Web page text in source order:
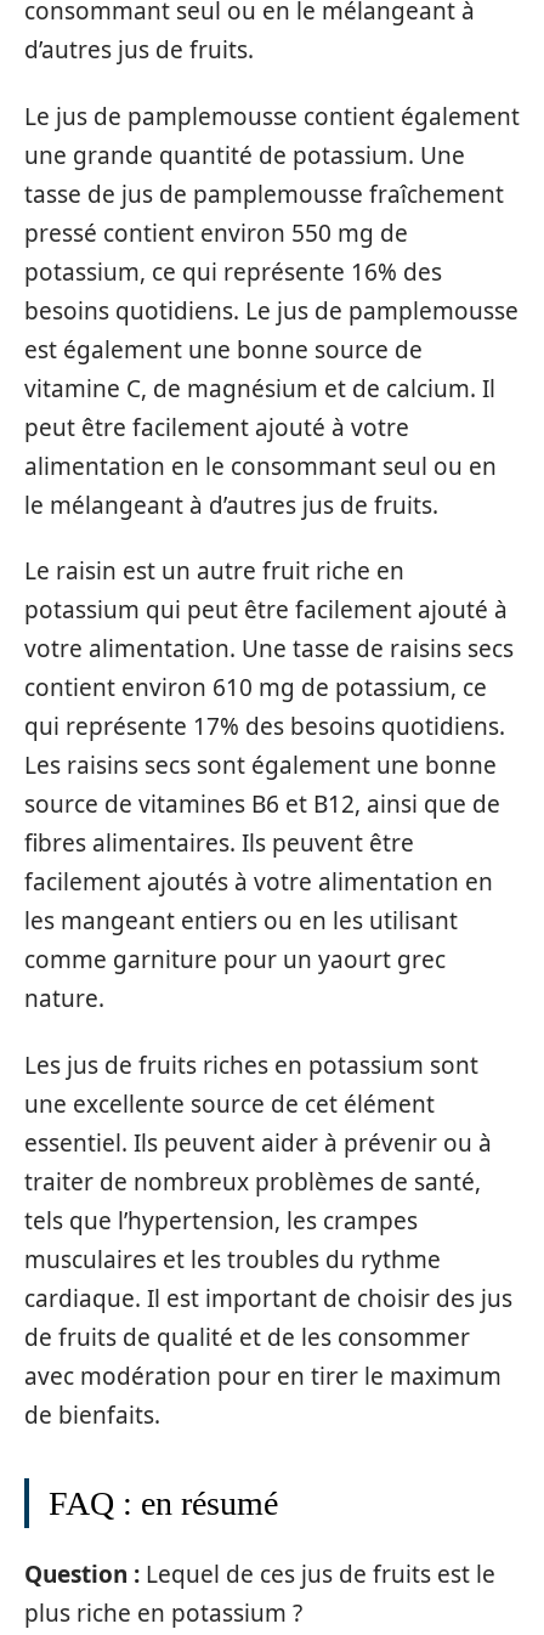
consommant seul ou en le mélangeant à
d’autres jus de fruits.
Le jus de pamplemousse contient également
une grande quantité de potassium. Une
tasse de jus de pamplemousse fraîchement
pressé contient environ 550 mg de
potassium, ce qui représente 16% des
besoins quotidiens. Le jus de pamplemousse
est également une bonne source de
vitamine C, de magnésium et de calcium. Il
peut être facilement ajouté à votre
alimentation en le consommant seul ou en
le mélangeant à d’autres jus de fruits.
Le raisin est un autre fruit riche en
potassium qui peut être facilement ajouté à
votre alimentation. Une tasse de raisins secs
contient environ 610 mg de potassium, ce
qui représente 17% des besoins quotidiens.
Les raisins secs sont également une bonne
source de vitamines B6 et B12, ainsi que de
fibres alimentaires. Ils peuvent être
facilement ajoutés à votre alimentation en
les mangeant entiers ou en les utilisant
comme garniture pour un yaourt grec
nature.
Les jus de fruits riches en potassium sont
une excellente source de cet élément
essentiel. Ils peuvent aider à prévenir ou à
traiter de nombreux problèmes de santé,
tels que l’hypertension, les crampes
musculaires et les troubles du rythme
cardiaque. Il est important de choisir des jus
de fruits de qualité et de les consommer
avec modération pour en tirer le maximum
de bienfaits.
FAQ : en résumé
Question : Lequel de ces jus de fruits est le
plus riche en potassium ?